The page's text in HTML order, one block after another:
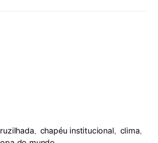
, chapéu institucional, clima,